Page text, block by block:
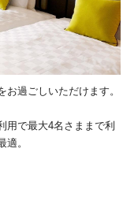
過ごしいただけます。
用で最大4名さままで利
。